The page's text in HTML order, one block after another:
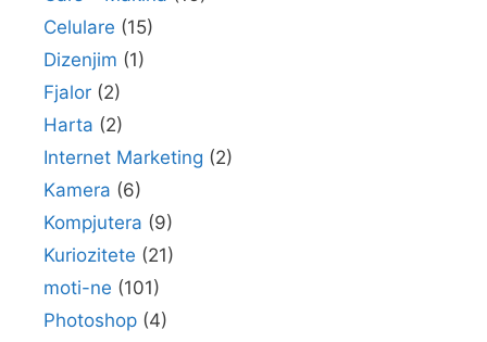
Celulare (15)
Dizenjim (1)
Fjalor (2)
Harta (2)
Internet Marketing (2)
Kamera (6)
Kompjutera (9)
Kuriozitete (21)
moti-ne (101)
Photoshop (4)